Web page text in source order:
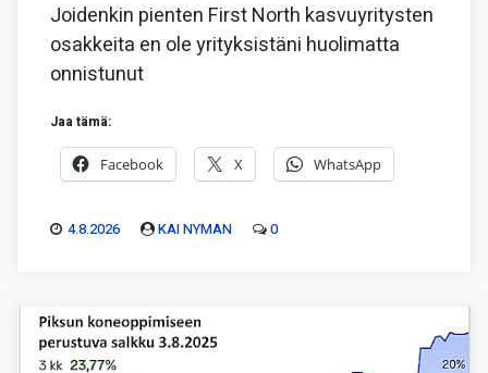
Joidenkin pienten First North kasvuyritysten
osakkeita en ole yrityksistäni huolimatta
onnistunut
Jaa tämä:
Facebook X WhatsApp
4.8.2026 KAI NYMAN 0